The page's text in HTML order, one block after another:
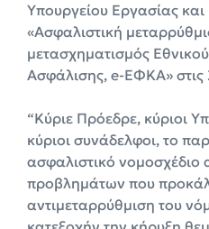
Υπουργείου Εργασίας
«Ασφαλιστική
μετασχηματισμός
Ασφάλισης, e-ΕΦΚΑ»
“Κύριε Πρόεδρε, κύριοι
κύριοι συνάδελφοι, το
ασφαλιστικό νομοσχέδιο
προβλημάτων που
αντιμεταρρύθμιση του